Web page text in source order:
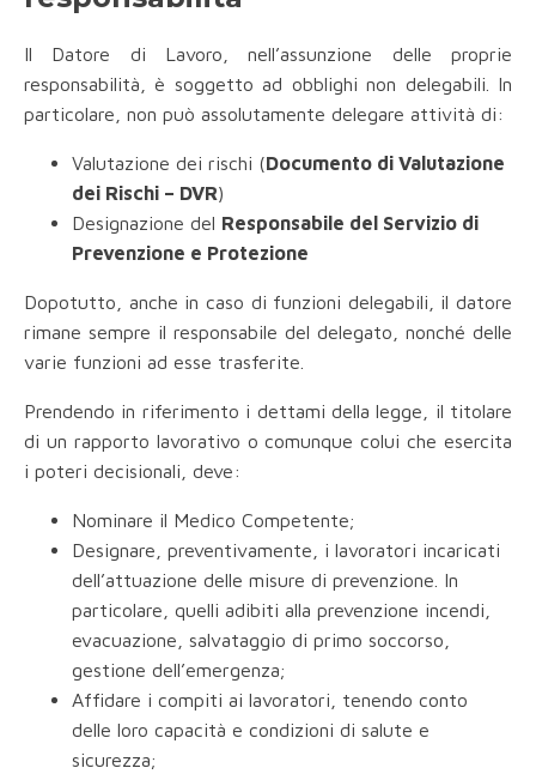
Il Datore di Lavoro, nell’assunzione delle proprie
responsabilità, è soggetto ad obblighi non delegabili. In
particolare, non può assolutamente delegare attività di:
Valutazione dei rischi (Documento di Valutazione
dei Rischi – DVR)
Designazione del Responsabile del Servizio di
Prevenzione e Protezione
Dopotutto, anche in caso di funzioni delegabili, il datore
rimane sempre il responsabile del delegato, nonché delle
varie funzioni ad esse trasferite.
Prendendo in riferimento i dettami della legge, il titolare
di un rapporto lavorativo o comunque colui che esercita
i poteri decisionali, deve:
Nominare il Medico Competente;
Designare, preventivamente, i lavoratori incaricati
dell’attuazione delle misure di prevenzione. In
particolare, quelli adibiti alla prevenzione incendi,
evacuazione, salvataggio di primo soccorso,
gestione dell’emergenza;
Affidare i compiti ai lavoratori, tenendo conto
delle loro capacità e condizioni di salute e
sicurezza;